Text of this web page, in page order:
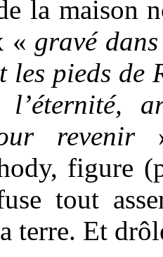
la maison
« gravé
les pieds de
l’éternité,
revenir»
figure
tout
terre. Et